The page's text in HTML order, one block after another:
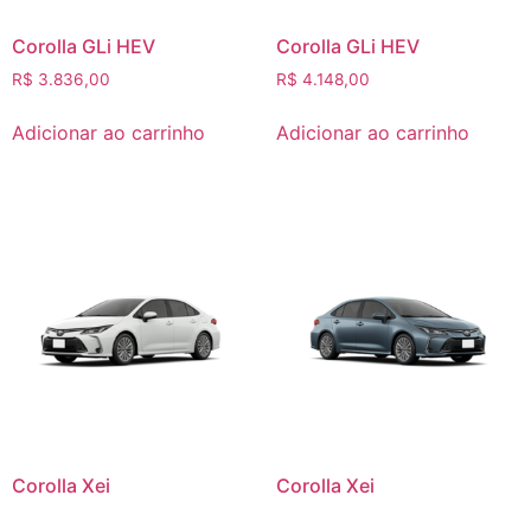
Corolla GLi HEV
R$ 3.836,00
Adicionar ao carrinho
Corolla GLi HEV
R$ 4.148,00
Adicionar ao carrinho
Corolla Xei Corolla Xei